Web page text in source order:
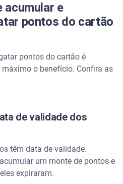
acumular e
pontos do cartão
pontos do cartão é
o benefício. Confira as
de validade dos
têm data de validade.
um monte de pontos e
expiraram.